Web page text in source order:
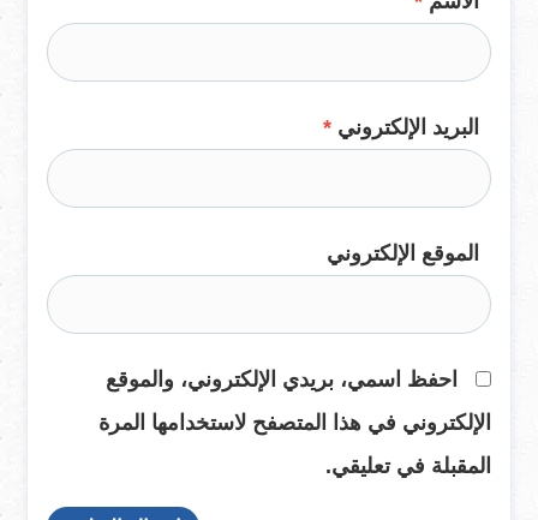
البريد الإلكتروني *
الموقع الإلكتروني
احفظ اسمي، بريدي الإلكتروني، والموقع
الإلكتروني في هذا المتصفح لاستخدامها المرة
المقبلة في تعليقي.